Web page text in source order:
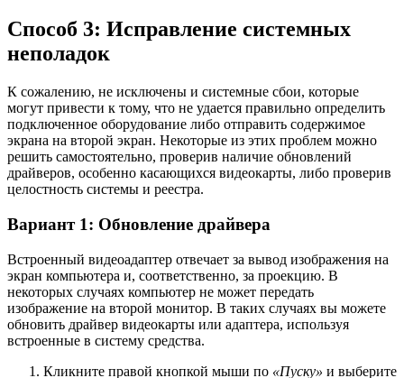
Способ 3: Исправление системных
неполадок
К сожалению, не исключены и системные сбои, которые
могут привести к тому, что не удается правильно определить
подключенное оборудование либо отправить содержимое
экрана на второй экран. Некоторые из этих проблем можно
решить самостоятельно, проверив наличие обновлений
драйверов, особенно касающихся видеокарты, либо проверив
целостность системы и реестра.
Вариант 1: Обновление драйвера
Встроенный видеоадаптер отвечает за вывод изображения на
экран компьютера и, соответственно, за проекцию. В
некоторых случаях компьютер не может передать
изображение на второй монитор. В таких случаях вы можете
обновить драйвер видеокарты или адаптера, используя
встроенные в систему средства.
Кликните правой кнопкой мыши по «Пуску» и выберите